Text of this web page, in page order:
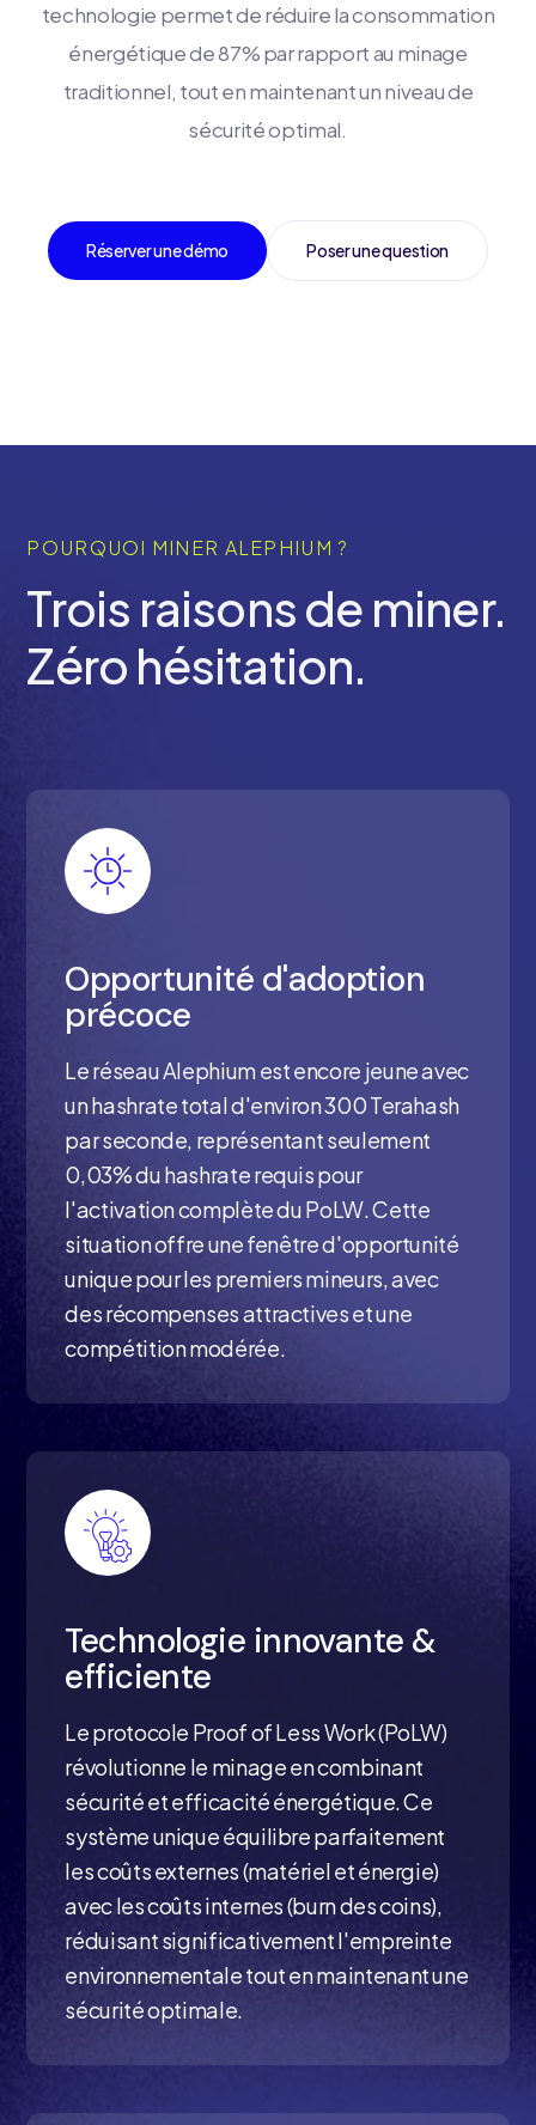
technologie permet de réduire la consommation
énergétique de 87% par rapport au minage
traditionnel, tout en maintenant un niveau de
sécurité optimal.
Réserver une démo Poser une question
POURQUOI MINER ALEPHIUM ?
Trois raisons de miner.
Zéro hésitation.
Opportunité d'adoption
précoce
Le réseau Alephium est encore jeune avec
un hashrate total d'environ 300 Terahash
par seconde, représentant seulement
0,03% du hashrate requis pour
l'activation complète du PoLW. Cette
situation offre une fenêtre d'opportunité
unique pour les premiers mineurs, avec
des récompenses attractives et une
compétition modérée.
Technologie innovante &
efficiente
Le protocole Proof of Less Work (PoLW)
révolutionne le minage en combinant
sécurité et efficacité énergétique. Ce
système unique équilibre parfaitement
les coûts externes (matériel et énergie)
avec les coûts internes (burn des coins),
réduisant significativement l'empreinte
environnementale tout en maintenant une
sécurité optimale.